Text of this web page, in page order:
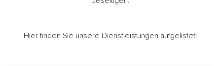
Hier finden Sie unsere Dienstleistungen aufgelistet: